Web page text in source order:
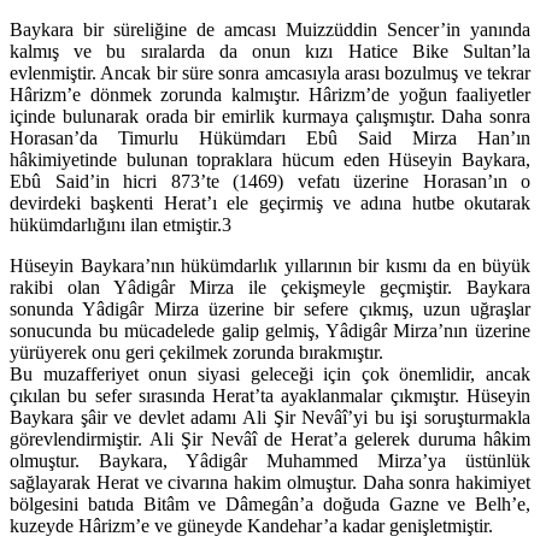
Baykara bir süreliğine de amcası Muizzüddin Sencer’in yanında
kalmış ve bu sıralarda da onun kızı Hatice Bike Sultan’la
evlenmiştir. Ancak bir süre sonra amcasıyla arası bozulmuş ve tekrar
Hârizm’e dönmek zorunda kalmıştır. Hârizm’de yoğun faaliyetler
içinde bulunarak orada bir emirlik kurmaya çalışmıştır. Daha sonra
Horasan’da Timurlu Hükümdarı Ebû Said Mirza Han’ın
hâkimiyetinde bulunan topraklara hücum eden Hüseyin Baykara,
Ebû Said’in hicri 873’te (1469) vefatı üzerine Horasan’ın o
devirdeki başkenti Herat’ı ele geçirmiş ve adına hutbe okutarak
hükümdarlığını ilan etmiştir.3
Hüseyin Baykara’nın hükümdarlık yıllarının bir kısmı da en büyük
rakibi olan Yâdigâr Mirza ile çekişmeyle geçmiştir. Baykara
sonunda Yâdigâr Mirza üzerine bir sefere çıkmış, uzun uğraşlar
sonucunda bu mücadelede galip gelmiş, Yâdigâr Mirza’nın üzerine
yürüyerek onu geri çekilmek zorunda bırakmıştır.
Bu muzafferiyet onun siyasi geleceği için çok önemlidir, ancak
çıkılan bu sefer sırasında Herat’ta ayaklanmalar çıkmıştır. Hüseyin
Baykara şâir ve devlet adamı Ali Şir Nevâî’yi bu işi soruşturmakla
görevlendirmiştir. Ali Şir Nevâî de Herat’a gelerek duruma hâkim
olmuştur. Baykara, Yâdigâr Muhammed Mirza’ya üstünlük
sağlayarak Herat ve civarına hakim olmuştur. Daha sonra hakimiyet
bölgesini batıda Bitâm ve Dâmegân’a doğuda Gazne ve Belh’e,
kuzeyde Hârizm’e ve güneyde Kandehar’a kadar genişletmiştir.